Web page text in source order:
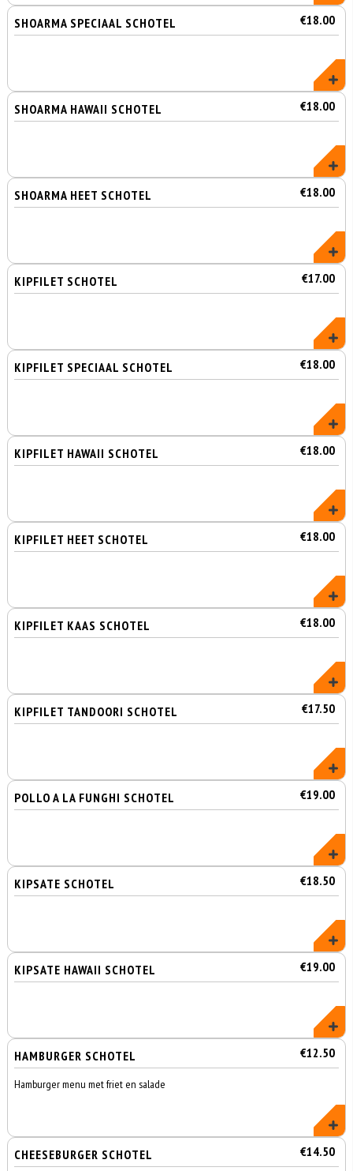
SHOARMA SPECIAAL SCHOTEL €18.00
SHOARMA HAWAII SCHOTEL €18.00
SHOARMA HEET SCHOTEL €18.00
KIPFILET SCHOTEL €17.00
KIPFILET SPECIAAL SCHOTEL €18.00
KIPFILET HAWAII SCHOTEL €18.00
KIPFILET HEET SCHOTEL €18.00
KIPFILET KAAS SCHOTEL €18.00
KIPFILET TANDOORI SCHOTEL €17.50
POLLO A LA FUNGHI SCHOTEL €19.00
KIPSATE SCHOTEL €18.50
KIPSATE HAWAII SCHOTEL €19.00
HAMBURGER SCHOTEL €12.50
Hamburger menu met friet en salade
CHEESEBURGER SCHOTEL €14.50